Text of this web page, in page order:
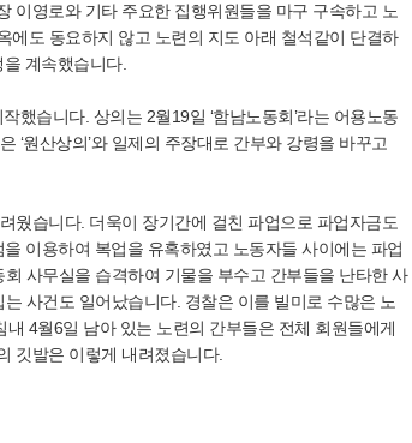
이영로와 기타 주요한 집행위원들을 마구 구속하고 노
에도 동요하지 않고 노련의 지도 아래 철석같이 단결하
계속했습니다.
했습니다. 상의는 2월19일 ‘함남노동회’라는 어용노동
‘원산상의’와 일제의 주장대로 간부와 강령을 바꾸고
웠습니다. 더욱이 장기간에 걸친 파업으로 파업자금도
이용하여 복업을 유혹하였고 노동자들 사이에는 파업
사무실을 습격하여 기물을 부수고 간부들을 난타한 사
사건도 일어났습니다. 경찰은 이를 빌미로 수많은 노
4월6일 남아 있는 노련의 간부들은 전체 회원들에게
깃발은 이렇게 내려졌습니다.